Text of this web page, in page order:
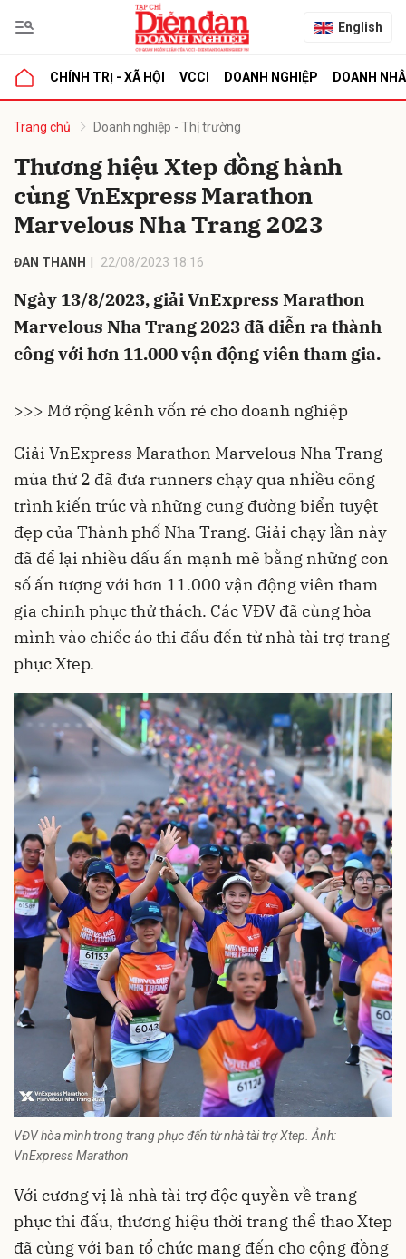
English
CHÍNH TRỊ - XÃ HỘI VCCI DOANH NGHIỆP DOANH
Trang chủ Doanh nghiệp - Thị trường
Thương hiệu Xtep đồng hành
cùng VnExpress Marathon
Marvelous Nha Trang 2023
ĐAN THANH 22/08/2023 18:16
Ngày 13/8/2023, giải VnExpress Marathon
Marvelous Nha Trang 2023 đã diễn ra thành
công với hơn 11.000 vận động viên tham gia.
>>> Mở rộng kênh vốn rẻ cho doanh nghiệp
Giải VnExpress Marathon Marvelous Nha Trang
mùa thứ 2 đã đưa runners chạy qua nhiều công
trình kiến trúc và những cung đường biển tuyệt
đẹp của Thành phố Nha Trang. Giải chạy lần này
đã để lại nhiều dấu ấn mạnh mẽ bằng những con
số ấn tượng với hơn 11.000 vận động viên tham
gia chinh phục thử thách. Các VĐV đã cùng hòa
mình vào chiếc áo thi đấu đến từ nhà tài trợ trang
phục Xtep.
VĐV hòa mình trong trang phục đến từ nhà tài trợ Xtep. Ảnh:
VnExpress Marathon
Với cương vị là nhà tài trợ độc quyền về trang
phục thi đấu, thương hiệu thời trang thể thao Xtep
đã cùng với ban tổ chức mang đến cho cộng đồng
luận
Hủy